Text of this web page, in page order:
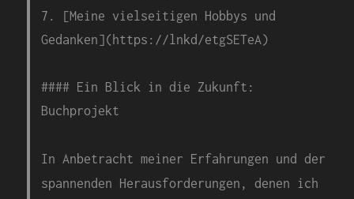
7. [Meine vielseitigen Hobbys und
Gedanken](https://lnkd/etgSETeA)
#### Ein Blick in die Zukunft:
Buchprojekt
In Anbetracht meiner Erfahrungen und der
spannenden Herausforderungen, denen ich